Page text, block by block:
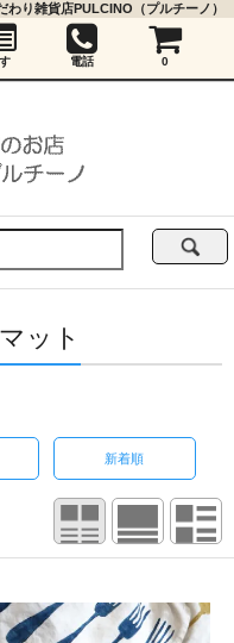
ット
新着順
り雑貨店PULCINO（プルチーノ）
電話 0